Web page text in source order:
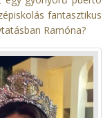
fantasztikus
Ramóna?